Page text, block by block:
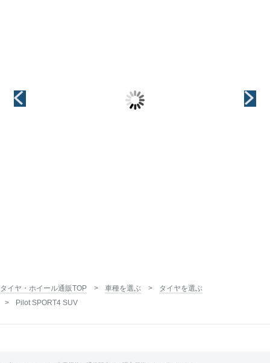
18インチ インチ
18インチ
タイヤ・ホイール通販TOP 車種を選ぶ
タイヤを選ぶ
Pilot SPORT4 SUV